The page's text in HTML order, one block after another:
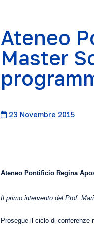
Ateneo
Master
23 Novembre 2015
Ateneo Pontificio Regina
Il primo intervento del Prof.
Prosegue il ciclo di conferenze